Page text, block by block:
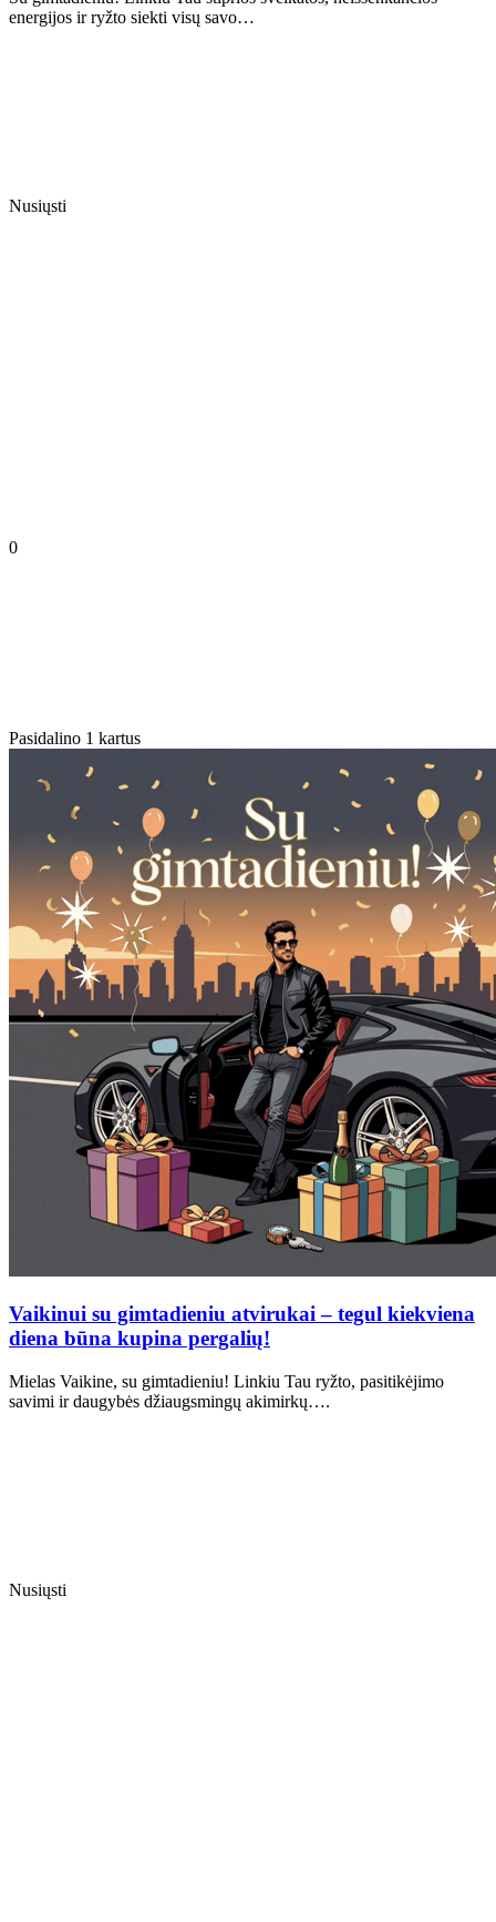
energijos ir ryžto siekti visų savo…
Nusiųsti
0
Pasidalino 1 kartus
Vaikinui su gimtadieniu atvirukai – tegul kiekviena
diena būna kupina pergalių!
Mielas Vaikine, su gimtadieniu! Linkiu Tau ryžto, pasitikėjimo
savimi ir daugybės džiaugsmingų akimirkų….
Nusiųsti